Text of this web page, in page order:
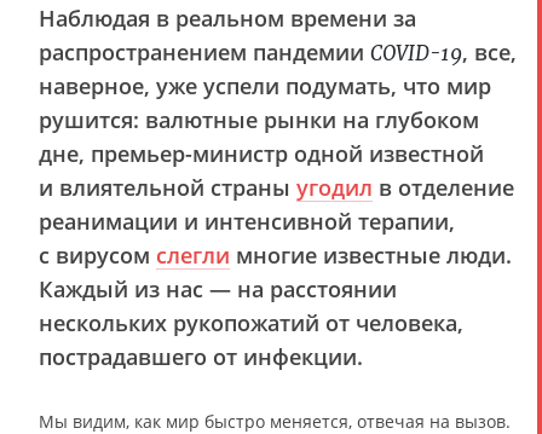
Наблюдая в реальном времени за
распространением пандемии COVID-19, все,
наверное, уже успели подумать, что мир
рушится: валютные рынки на глубоком
дне, премьер-министр одной известной
и влиятельной страны угодил в отделение
реанимации и интенсивной терапии,
с вирусом слегли многие известные люди.
Каждый из нас — на расстоянии
нескольких рукопожатий от человека,
пострадавшего от инфекции.
Мы видим, как мир быстро меняется, отвечая на вызов.